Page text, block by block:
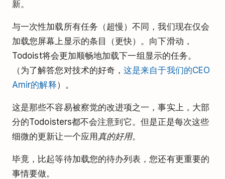
新。
与一次性加载所有任务（超慢）不同，我们现在仅会
加载您屏幕上显示的条目（更快）。向下滑动，
Todoist将会更加顺畅地加载下一组显示的任务。
（为了解答您对技术的好奇，这是来自于我们的CEO
Amir的解释）。
这是那些不容易被察觉的改进项之一，事实上，大部
分的Todoisters都不会注意到它。但是正是每次这些
细微的更新让一个应用真的好用。
毕竟，比起等待加载您的待办列表，您还有更重要的
事情要做。